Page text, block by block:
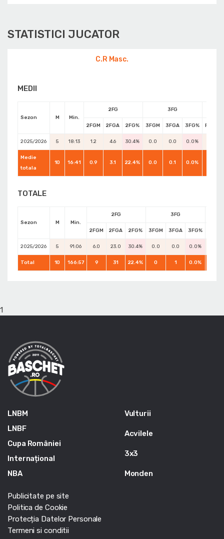
STATISTICI JUCATOR
C.R Masc.
MEDII
Sezon M Min.
2FG 3FG
2FGM 2FGA 2FG% 3FGM 3FGA 3FG% FTM
2025/2026 5 18:13 1.2 4.6 30.4% 0.0 0.0 0.0%
Medie
totala
10 16:41 0.9 3.1 22.4% 0.0 0.1 0.0%
TOTALE
Sezon M Min.
2FG 3FG
2FGM 2FGA 2FG% 3FGM 3FGA 3FG%
2025/2026 5 91:06 6.0 23.0 30.4% 0.0 0.0 0.0%
Total 10 166:57 9 31 22.4% 0 1 0.0%
1
LNBM
LNBF
Cupa României
Internațional
NBA
Vulturii
Acvilele
3x3
Monden
Publicitate pe site
Politica de Cookie
Protecția Datelor Personale
Termeni si conditii